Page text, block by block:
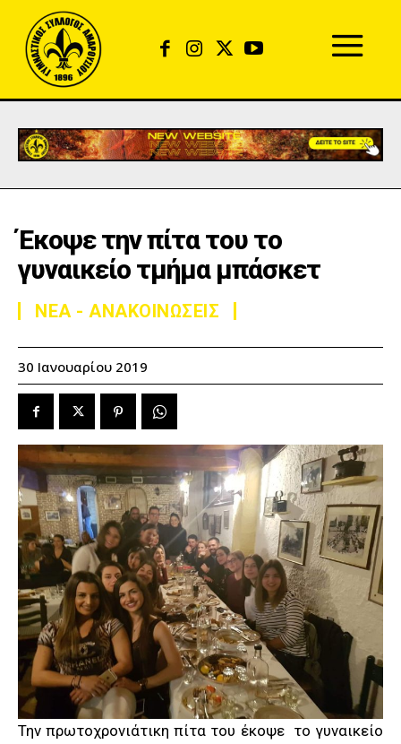
Έκοψε την πίτα του το
γυναικείο τμήμα μπάσκετ
ΝΕΑ - ΑΝΑΚΟΙΝΩΣΕΙΣ
30 Ιανουαρίου 2019
Την πρωτοχρονιάτικη πίτα του έκοψε το γυναικείο